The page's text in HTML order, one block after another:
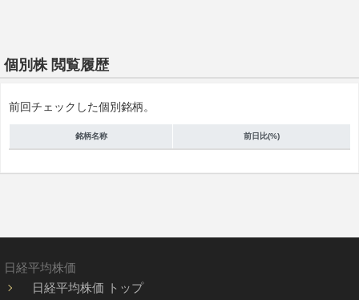
個別株 閲覧履歴
前回チェックした個別銘柄。
銘柄名称 前日比(%)
日経平均株価
日経平均株価 トップ